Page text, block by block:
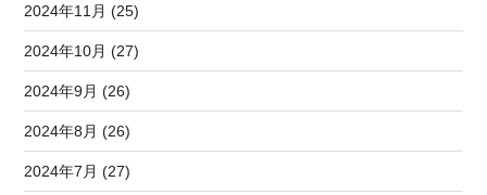
2024年11月 (25)
2024年10月 (27)
2024年9月 (26)
2024年8月 (26)
2024年7月 (27)